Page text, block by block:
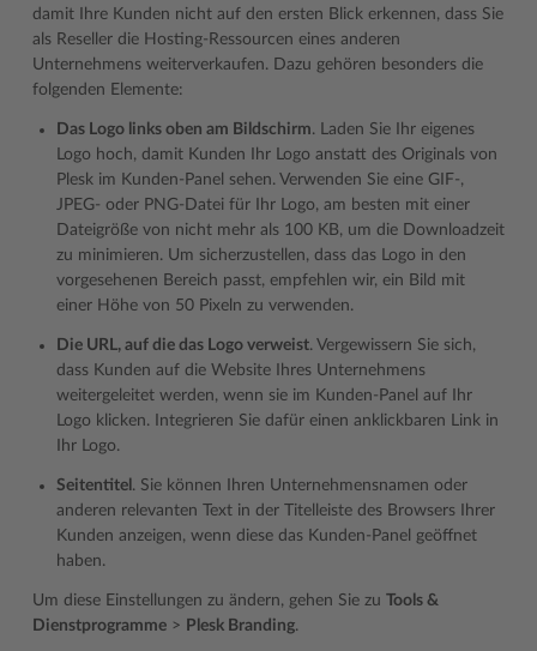
damit Ihre Kunden nicht auf den ersten Blick erkennen, dass Sie
als Reseller die Hosting-Ressourcen eines anderen
Unternehmens weiterverkaufen. Dazu gehören besonders die
folgenden Elemente:
Das Logo links oben am Bildschirm. Laden Sie Ihr eigenes
Logo hoch, damit Kunden Ihr Logo anstatt des Originals von
Plesk im Kunden-Panel sehen. Verwenden Sie eine GIF-,
JPEG- oder PNG-Datei für Ihr Logo, am besten mit einer
Dateigröße von nicht mehr als 100 KB, um die Downloadzeit
zu minimieren. Um sicherzustellen, dass das Logo in den
vorgesehenen Bereich passt, empfehlen wir, ein Bild mit
einer Höhe von 50 Pixeln zu verwenden.
Die URL, auf die das Logo verweist. Vergewissern Sie sich,
dass Kunden auf die Website Ihres Unternehmens
weitergeleitet werden, wenn sie im Kunden-Panel auf Ihr
Logo klicken. Integrieren Sie dafür einen anklickbaren Link in
Ihr Logo.
Seitentitel . Sie können Ihren Unternehmensnamen oder
anderen relevanten Text in der Titelleiste des Browsers Ihrer
Kunden anzeigen, wenn diese das Kunden-Panel geöffnet
haben.
Um diese Einstellungen zu ändern, gehen Sie zu Tools &
Dienstprogramme > Plesk Branding.